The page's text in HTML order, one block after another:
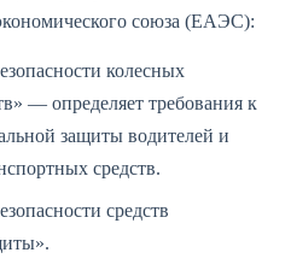
союза (ЕАЭС):
колесных
— определяет требования к
защиты водителей и
средств.
средств